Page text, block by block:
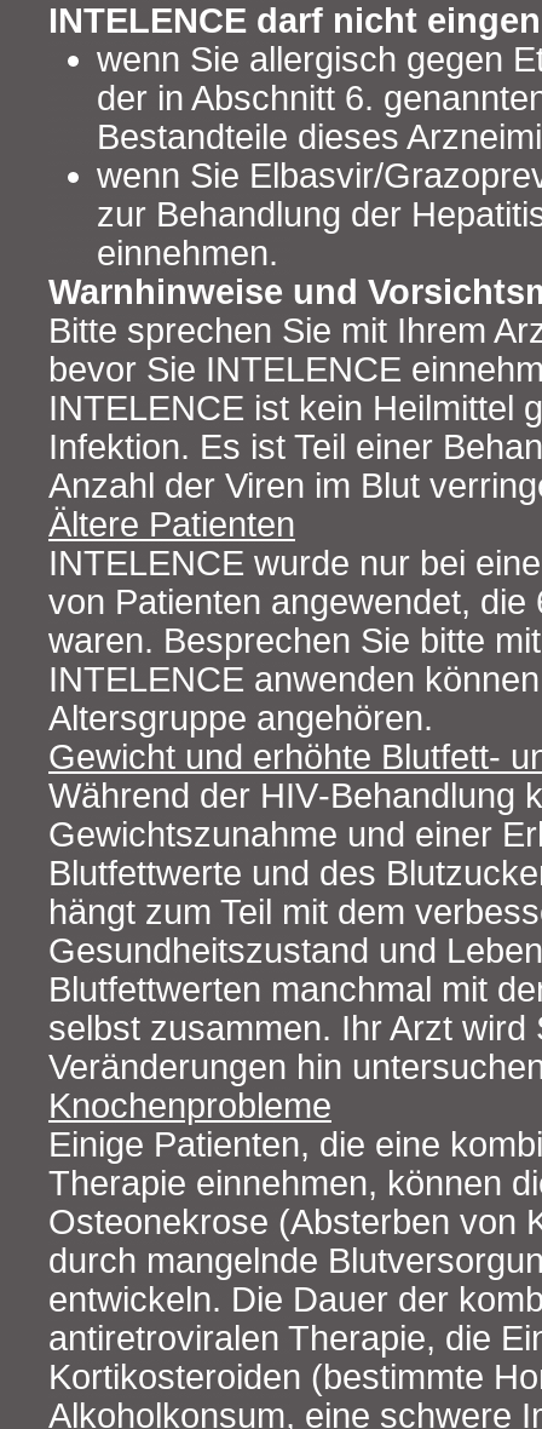
INTELENCE darf nicht
wenn Sie allergisch gegen
der in Abschnitt 6.
Bestandteile dieses
wenn Sie Elbasvir/
zur Behandlung der
einnehmen.
Warnhinweise und
Bitte sprechen Sie mit Ihrem
bevor Sie INTELENCE
INTELENCE ist kein Heilmittel
Infektion. Es ist Teil einer
Anzahl der Viren im Blut
Ältere Patienten
INTELENCE wurde nur bei
von Patienten angewendet, die
waren. Besprechen Sie bitte
INTELENCE anwenden
Altersgruppe angehören.
Gewicht und erhöhte Blutfett-
Während der HIV‑Behandlung
Gewichtszunahme und einer
Blutfettwerte und des
hängt zum Teil mit dem
Gesundheitszustand und
Blutfettwerten manchmal mit
selbst zusammen. Ihr Arzt wird
Veränderungen hin
Knochenprobleme
Einige Patienten, die eine
Therapie einnehmen, können
Osteonekrose (Absterben von
durch mangelnde
entwickeln. Die Dauer der
antiretroviralen Therapie, die
Kortikosteroiden (bestimmte
Alkoholkonsum, eine schwere